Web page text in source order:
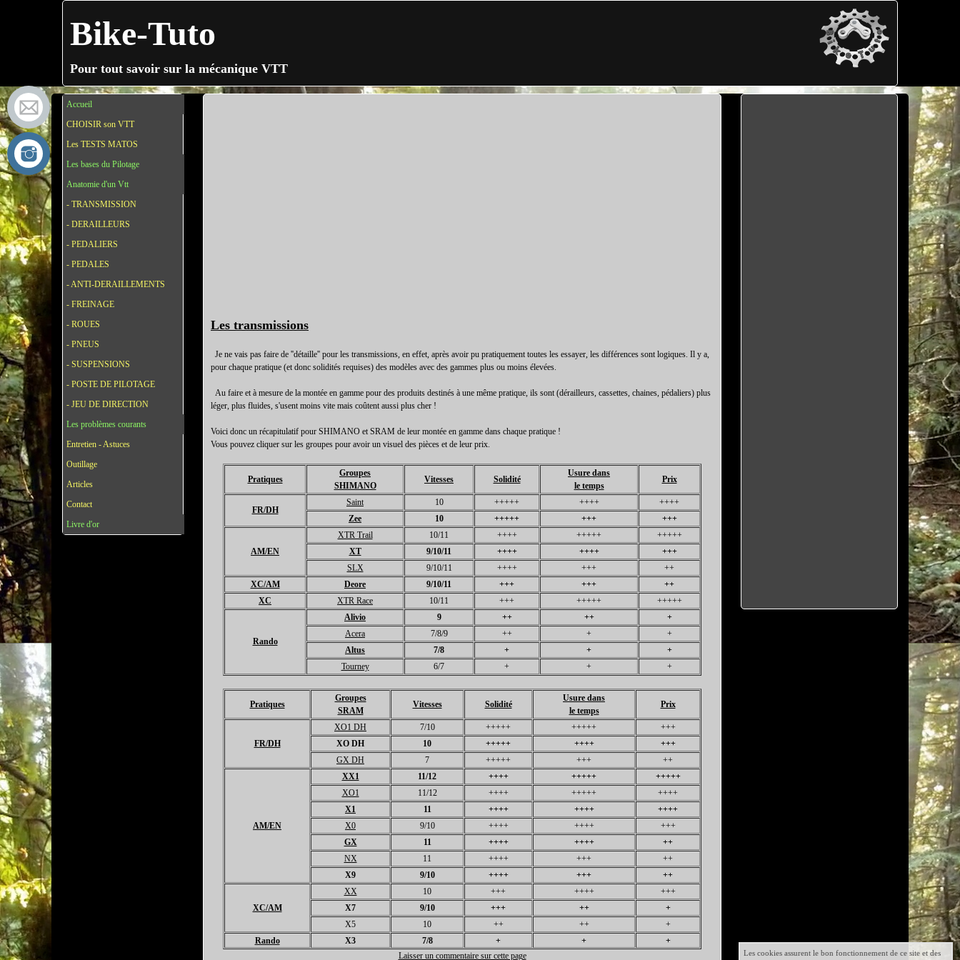
Bike-Tuto
Pour tout savoir sur la mécanique VTT
Accueil
CHOISIR son VTT
Les TESTS MATOS
Les bases du Pilotage
Anatomie d'un Vtt
- TRANSMISSION
- DERAILLEURS
- PEDALIERS
- PEDALES
- ANTI-DERAILLEMENTS
- FREINAGE
- ROUES
- PNEUS
- SUSPENSIONS
- POSTE DE PILOTAGE
- JEU DE DIRECTION
Les problèmes courants
Entretien - Astuces
Outillage
Articles
Contact
Livre d'or
Les transmissions
Je ne vais pas faire de ''détaille'' pour les transmissions, en effet, après avoir pu pratiquement toutes les essayer, les différences sont logiques. Il y a,
pour chaque pratique (et donc solidités requises) des modèles avec des gammes plus ou moins élevées.
Au faire et à mesure de la montée en gamme pour des produits destinés à une même pratique, ils sont (dérailleurs, cassettes, chaines, pédaliers) plus
léger, plus fluides, s'usent moins vite mais coûtent aussi plus cher !
Voici donc un récapitulatif pour SHIMANO et SRAM de leur montée en gamme dans chaque pratique !
Vous pouvez cliquer sur les groupes pour avoir un visuel des pièces et de leur prix.
Pratiques
Groupes
SHIMANO
Vitesses Solidité
Usure dans
le temps
Prix
FR/DH
Saint 10 +++++ ++++
++++
Zee
10 +++++ +++ +++
AM/EN
XTR Trail 10/11 ++++ +++++
+++++
XT
9/10/11 ++++ ++++
+++
SLX
9/10/11 ++++ +++
++
XC/AM
Deore 9/10/11 +++ +++
++
XC
XTR Race 10/11 +++ +++++ +++++
Rando
Alivio 9 ++ ++
+
Acera
7/8/9 ++ +
+
Altus
7/8 + +
+
Tourney
6/7 + + +
Pratiques
Groupes
SRAM
Vitesses Solidité
Usure dans
le temps
Prix
FR/DH
XO1 DH 7/10 +++++ +++++
+++
XO DH
10 +++++ ++++
+++
GX DH
7 +++++ +++ ++
AM/EN
XX1 11/12 ++++ +++++
+++++
XO1
11/12 ++++ +++++
++++
X1
11 ++++ ++++
++++
X0
9/10 ++++ ++++
+++
GX
11 ++++ ++++
++
NX
11 ++++ +++
++
X9
9/10 ++++ +++ ++
XC/AM
XX 10 +++ ++++
+++
X7
9/10 +++ ++
+
X5
10 ++ ++
+
Rando
X3 7/8 + +
+
Laisser un commentaire sur cette page
Les cookies assurent le bon fonctionnement de ce site et des